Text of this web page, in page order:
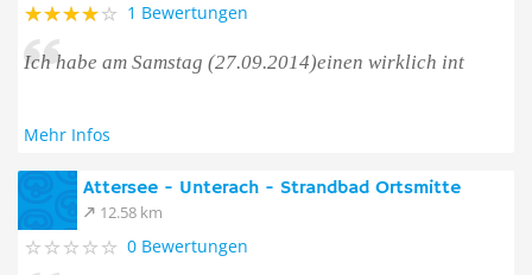
1 Bewertungen
Ich habe am Samstag (27.09.2014)einen wirklich int
Mehr Infos
Attersee - Unterach - Strandbad Ortsmitte
12.58 km
0 Bewertungen